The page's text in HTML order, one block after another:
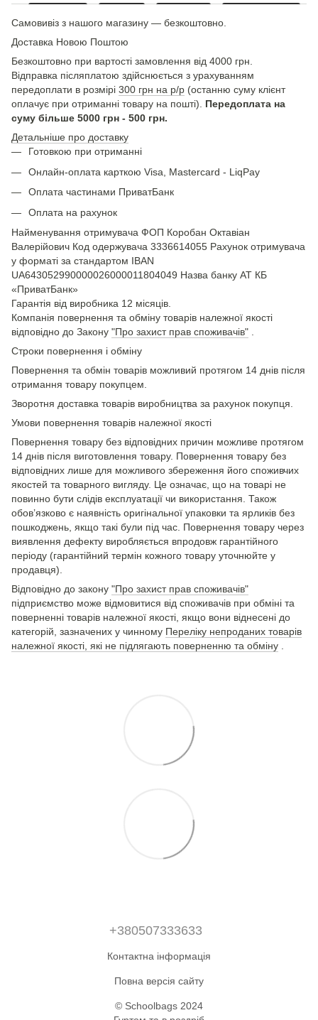
Самовивіз з нашого магазину — безкоштовно.
Доставка Новою Поштою
Безкоштовно при вартості замовлення від 4000 грн.
Відправка післяплатою здійснюється з урахуванням
передоплати в розмірі 300 грн на р/р (останню суму клієнт
оплачує при отриманні товару на пошті). Передоплата на
суму більше 5000 грн - 500 грн.
Детальніше про доставку
Готовкою при отриманні
Онлайн-оплата карткою Visa, Mastercard - LiqPay
Оплата частинами ПриватБанк
Оплата на рахунок
Найменування отримувача ФОП Коробан Октавіан
Валерійович Код одержувача 3336614055 Рахунок отримувача
у форматі за стандартом IBAN
UA643052990000026000011804049 Назва банку АТ КБ
«ПриватБанк»
Гарантія від виробника 12 місяців.
Компанія повернення та обміну товарів належної якості
відповідно до Закону "Про захист прав споживачів"
Строки повернення і обміну
Повернення та обмін товарів можливий протягом 14 днів після
отримання товару покупцем.
Зворотня доставка товарів виробництва за рахунок покупця.
Умови повернення товарів належної якості
Повернення товару без відповідних причин можливе протягом
14 днів після виготовлення товару. Повернення товару без
відповідних лише для можливого збереження його споживчих
якостей та товарного вигляду. Це означає, що на товарі не
повинно бути слідів експлуатації чи використання. Також
обов’язково є наявність оригінальної упаковки та ярликів без
пошкоджень, якщо такі були під час. Повернення товару через
виявлення дефекту виробляється впродовж гарантійного
періоду (гарантійний термін кожного товару уточнюйте у
продавця).
Відповідно до закону "Про захист прав споживачів"
підприємство може відмовитися від споживачів при обміні та
поверненні товарів належної якості, якщо вони віднесені до
категорій, зазначених у чинному Переліку непроданих товарів
належної якості, які не підлягають поверненню та обміну
+380507333633
Контактна інформація
Повна версія сайту
© Schoolbags 2024